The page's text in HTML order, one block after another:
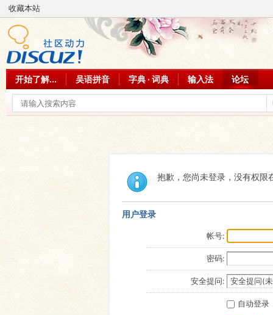
收藏本站
开始了解... 吴语拼音 字典 · 词典 输入法 论坛
抱歉，您尚未登录，没有权限
用户登录
帐号:
密码:
安全提问:
自动登录